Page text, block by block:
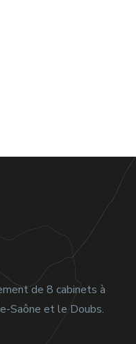
de 8 cabinets à
Saône et le Doubs.